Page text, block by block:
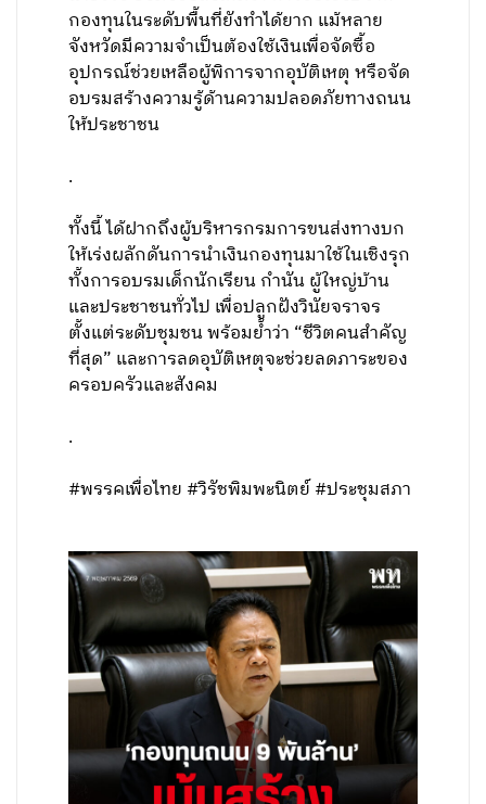
กองทุนในระดับพื้นที่ยังทำได้ยาก แม้หลาย
จังหวัดมีความจำเป็นต้องใช้เงินเพื่อจัดซื้อ
อุปกรณ์ช่วยเหลือผู้พิการจากอุบัติเหตุ หรือจัด
อบรมสร้างความรู้ด้านความปลอดภัยทางถนน
ให้ประชาชน
.
ทั้งนี้ ได้ฝากถึงผู้บริหารกรมการขนส่งทางบก
ให้เร่งผลักดันการนำเงินกองทุนมาใช้ในเชิงรุก
ทั้งการอบรมเด็กนักเรียน กำนัน ผู้ใหญ่บ้าน
และประชาชนทั่วไป เพื่อปลูกฝังวินัยจราจร
ตั้งแต่ระดับชุมชน พร้อมย้ำว่า “ชีวิตคนสำคัญ
ที่สุด” และการลดอุบัติเหตุจะช่วยลดภาระของ
ครอบครัวและสังคม
.
#พรรคเพื่อไทย #วิรัชพิมพะนิตย์ #ประชุมสภา